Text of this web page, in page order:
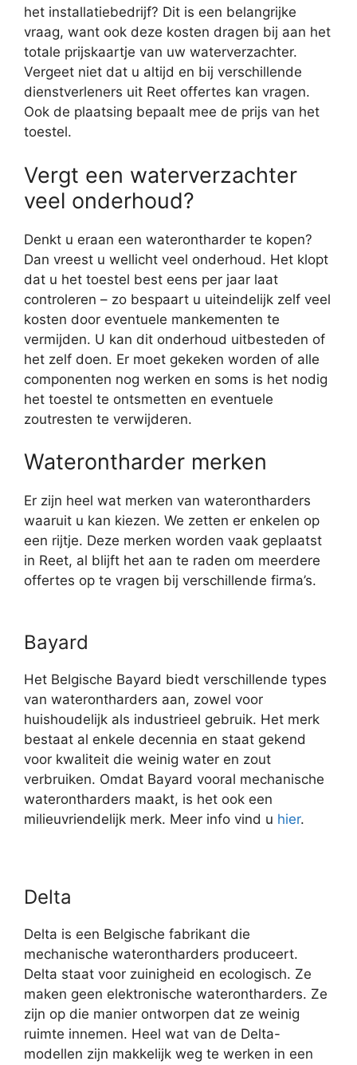
het installatiebedrijf? Dit is een belangrijke
vraag, want ook deze kosten dragen bij aan het
totale prijskaartje van uw waterverzachter.
Vergeet niet dat u altijd en bij verschillende
dienstverleners uit Reet offertes kan vragen.
Ook de plaatsing bepaalt mee de prijs van het
toestel.
Vergt een waterverzachter
veel onderhoud?
Denkt u eraan een waterontharder te kopen?
Dan vreest u wellicht veel onderhoud. Het klopt
dat u het toestel best eens per jaar laat
controleren – zo bespaart u uiteindelijk zelf veel
kosten door eventuele mankementen te
vermijden. U kan dit onderhoud uitbesteden of
het zelf doen. Er moet gekeken worden of alle
componenten nog werken en soms is het nodig
het toestel te ontsmetten en eventuele
zoutresten te verwijderen.
Waterontharder merken
Er zijn heel wat merken van waterontharders
waaruit u kan kiezen. We zetten er enkelen op
een rijtje. Deze merken worden vaak geplaatst
in Reet, al blijft het aan te raden om meerdere
offertes op te vragen bij verschillende firma’s.
Bayard
Het Belgische Bayard biedt verschillende types
van waterontharders aan, zowel voor
huishoudelijk als industrieel gebruik. Het merk
bestaat al enkele decennia en staat gekend
voor kwaliteit die weinig water en zout
verbruiken. Omdat Bayard vooral mechanische
waterontharders maakt, is het ook een
milieuvriendelijk merk. Meer info vind u hier.
Delta
Delta is een Belgische fabrikant die
mechanische waterontharders produceert.
Delta staat voor zuinigheid en ecologisch. Ze
maken geen elektronische waterontharders. Ze
zijn op die manier ontworpen dat ze weinig
ruimte innemen. Heel wat van de Delta-
modellen zijn makkelijk weg te werken in een